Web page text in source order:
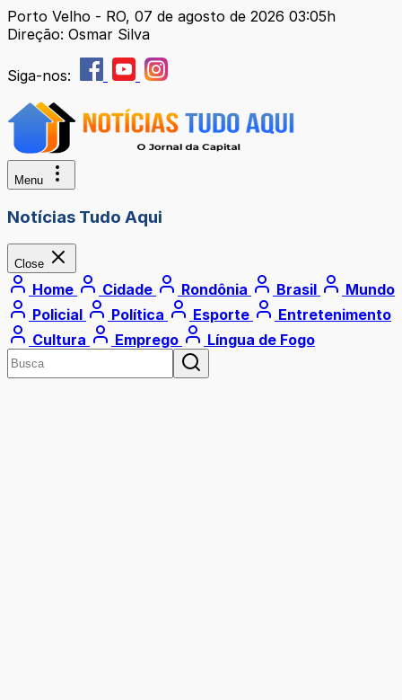
Porto Velho - RO, 07 de agosto de 2026 03:05h
Direção: Osmar Silva
Siga-nos:
Menu
Notícias Tudo Aqui
Close
Home Cidade Rondônia Brasil
Mundo
Policial
Política Esporte
Entretenimento
Cultura
Emprego Língua de Fogo